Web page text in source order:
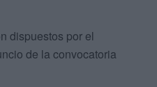
dispuestos por el
de la convocatoria